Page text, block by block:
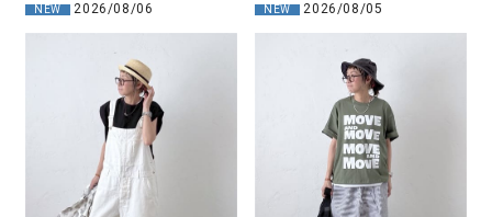
NEW 2026/08/06 NEW 2026/08/05